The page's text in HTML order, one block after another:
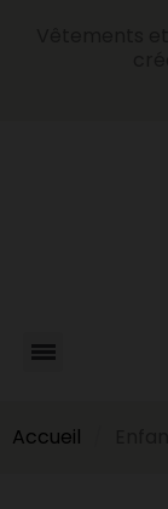
Accueil